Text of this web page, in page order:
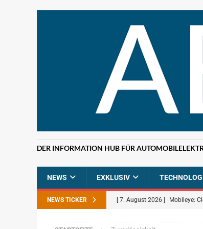
DER INFORMATION HUB FÜR
NEWS EXKLUSIV
NEWS TICKER [ 7. August 2026 ] Mobileye: